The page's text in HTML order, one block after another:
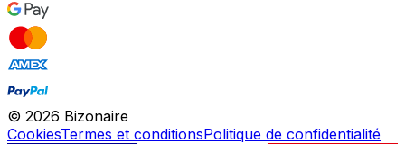
© 2026 Bizonaire
CookiesTermes et conditionsPolitique de confidentialité